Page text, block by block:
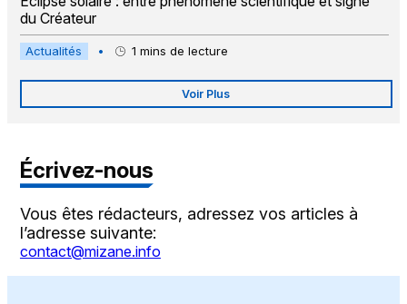
du Créateur
Actualités • 1 mins de lecture
Voir Plus
Écrivez-nous
Vous êtes rédacteurs, adressez vos articles à
l’adresse suivante:
contact@mizane.info